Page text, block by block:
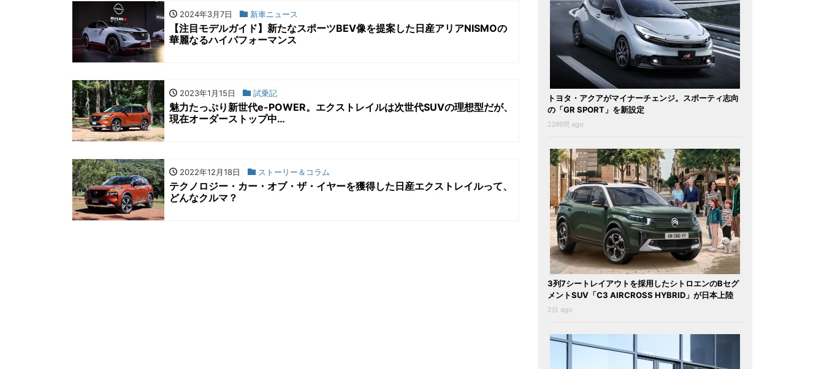
2024年3月7日 新車ニュース
【注目モデルガイド】新たなスポーツBEV像を提案した日産アリアNISMOの
華麗なるハイパフォーマンス
2023年1月15日 試乗記
魅力たっぷり新世代e-POWER。エクストレイルは次世代SUVの理想型だが、
現在オーダーストップ中…
2022年12月18日 ストーリー＆コラム
テクノロジー・カー・オブ・ザ・イヤーを獲得した日産エクストレイルって、
どんなクルマ？
トヨタ・アクアがマイナーチェンジ。スポーティ志向
の「GR SPORT」を新設定
22時間 ago
3列7シートレイアウトを採用したシトロエンのBセグ
メントSUV「C3 AIRCROSS HYBRID」が日本上陸
2日 ago